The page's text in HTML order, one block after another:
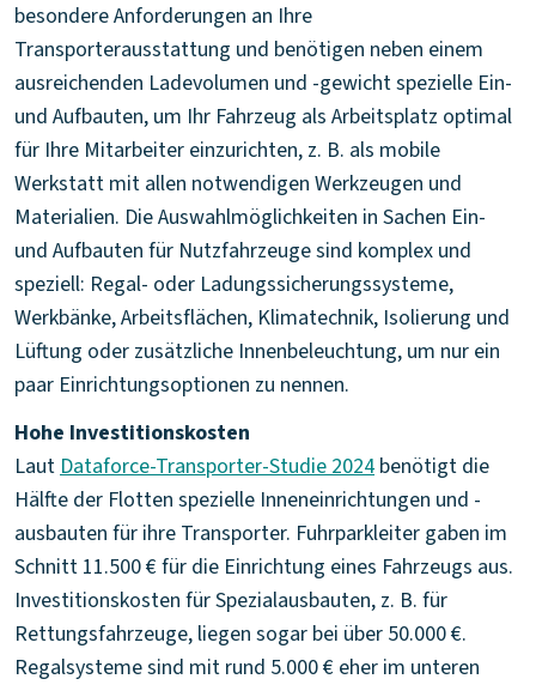
besondere Anforderungen an Ihre
Transporterausstattung und benötigen neben einem
ausreichenden Ladevolumen und -gewicht spezielle Ein-
und Aufbauten, um Ihr Fahrzeug als Arbeitsplatz optimal
für Ihre Mitarbeiter einzurichten, z. B. als mobile
Werkstatt mit allen notwendigen Werkzeugen und
Materialien. Die Auswahlmöglichkeiten in Sachen Ein-
und Aufbauten für Nutzfahrzeuge sind komplex und
speziell: Regal- oder Ladungssicherungssysteme,
Werkbänke, Arbeitsflächen, Klimatechnik, Isolierung und
Lüftung oder zusätzliche Innenbeleuchtung, um nur ein
paar Einrichtungsoptionen zu nennen.
Hohe Investitionskosten
LautDataforce-Transporter-Studie 2024benötigt die
Hälfte der Flotten spezielle Inneneinrichtungen und -
ausbauten für ihre Transporter. Fuhrparkleiter gaben im
Schnitt 11.500 € für die Einrichtung eines Fahrzeugs aus.
Investitionskosten für Spezialausbauten, z. B. für
Rettungsfahrzeuge, liegen sogar bei über 50.000 €.
Regalsysteme sind mit rund 5.000 € eher im unteren